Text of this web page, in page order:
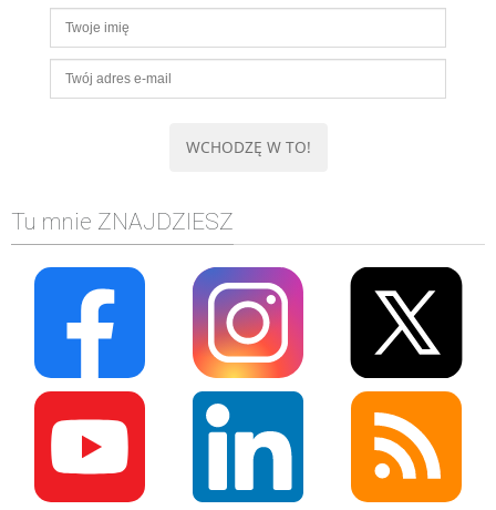
Tu mnie ZNAJDZIESZ